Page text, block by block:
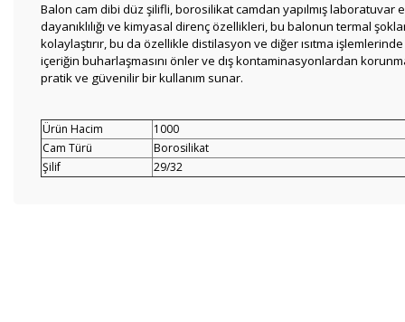
Balon cam dibi düz şilifli, borosilikat camdan yapılmış laboratuvar
dayanıklılığı ve kimyasal direnç özellikleri, bu balonun termal
kolaylaştırır, bu da özellikle distilasyon ve diğer ısıtma
içeriğin buharlaşmasını önler ve dış kontaminasyonlardan
pratik ve güvenilir bir kullanım sunar.
Ürün Hacim
1000
Cam Türü
Borosilikat
Şilif
29/32